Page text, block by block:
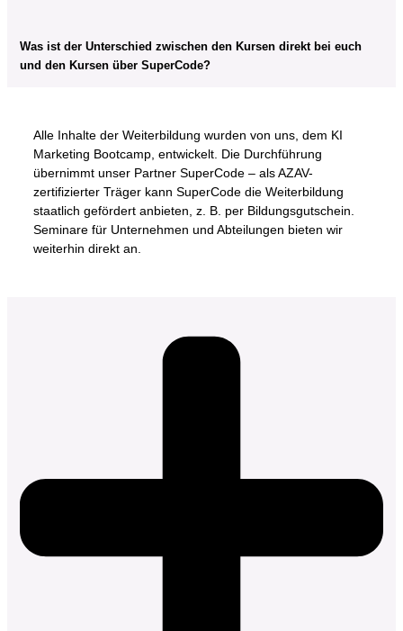
Was ist der Unterschied zwischen den Kursen direkt bei euch
und den Kursen über SuperCode?
Alle Inhalte der Weiterbildung wurden von uns, dem KI
Marketing Bootcamp, entwickelt. Die Durchführung
übernimmt unser Partner SuperCode – als AZAV-
zertifizierter Träger kann SuperCode die Weiterbildung
staatlich gefördert anbieten, z. B. per Bildungsgutschein.
Seminare für Unternehmen und Abteilungen bieten wir
weiterhin direkt an.